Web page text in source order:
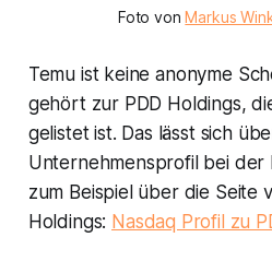
Foto vonMarkus
Temu ist keine anonyme
gehört zur PDD Holdings,
gelistet ist. Das lässt sich
Unternehmensprofil bei der
zum Beispiel über die Seite
Holdings: Nasdaq Profil zu